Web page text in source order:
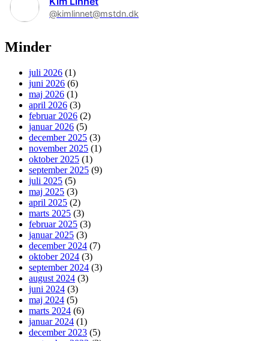
@kimlinnet@mstdn.dk
Minder
juli 2026 (1)
juni 2026 (6)
maj 2026 (1)
april 2026 (3)
februar 2026 (2)
januar 2026 (5)
december 2025 (3)
november 2025 (1)
oktober 2025 (1)
september 2025 (9)
juli 2025 (5)
maj 2025 (3)
april 2025 (2)
marts 2025 (3)
februar 2025 (3)
januar 2025 (3)
december 2024 (7)
oktober 2024 (3)
september 2024 (3)
august 2024 (3)
juni 2024 (3)
maj 2024 (5)
marts 2024 (6)
januar 2024 (1)
december 2023 (5)